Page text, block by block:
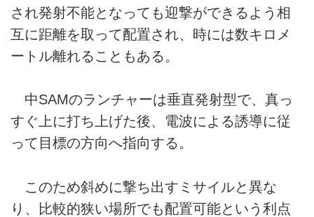
され発射不能となっても迎撃ができるよう相
互に距離を取って配置され、時には数キロメ
ートル離れることもある。
中SAMのランチャーは垂直発射型で、真っ
すぐ上に打ち上げた後、電波による誘導に従
って目標の方向へ指向する。
このため斜めに撃ち出すミサイルと異な
り、比較的狭い場所でも配置可能という利点